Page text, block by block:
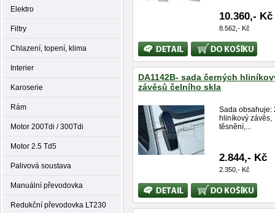
Elektro
Filtry
Chlazení, topení, klima
Interier
Karoserie
Rám
Motor 200Tdi / 300Tdi
Motor 2.5 Td5
Palivová soustava
Manuální převodovka
Redukční převodovka LT230
10.360,- Kč
8.562,- Kč
Bližší
informace
Koupit
DA1142B- sada černých
závěsů čelního skla
Sada obsahuje:
hliníkový závěs,
těsnění,...
2.844,- Kč
2.350,- Kč
Bližší
informace
Koupit